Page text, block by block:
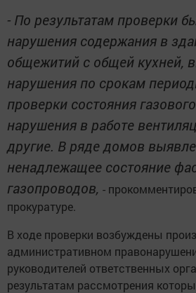
- По результатам проверки
нарушения содержания в
общежитий с общей кухней,
нарушения по срокам
проверки состояния
нарушения в работе
другие. В ряде домов
ненадлежащее состояние
газопроводов, -
прокуратуре.
В ходе проверки возбуждены
административном
руководителей ответственных
результатам рассмотрения